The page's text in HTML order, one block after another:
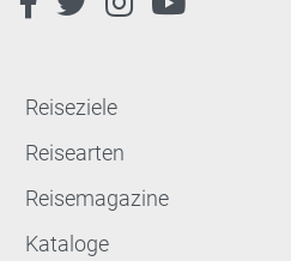
Reiseziele
Reisearten
Reisemagazine
Kataloge